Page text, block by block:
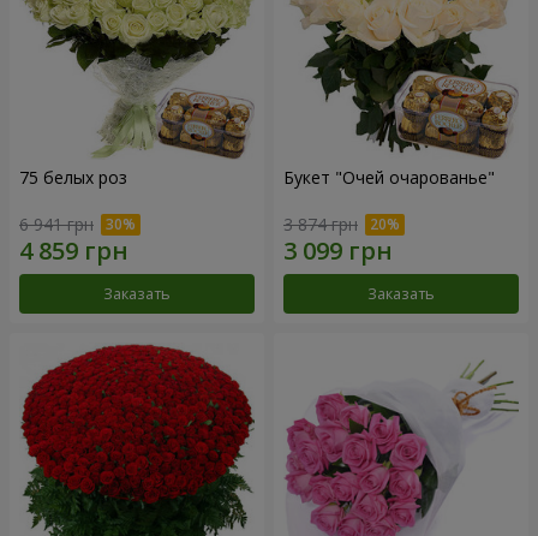
75 белых роз
6 941 грн
Заказать
Букет "Очей очарованье"
3 874 грн
Заказать